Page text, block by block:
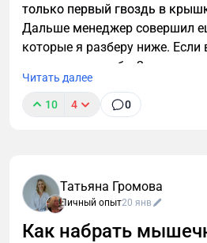
только первый гвоздь в
Дальше менеджер совершил
которые я разберу ниже.
допускает хотя бы 2 из них —
третью заявку.
Читать далее
10 4 0
Татьяна Громова
Личный опыт20 янв
Как набрать